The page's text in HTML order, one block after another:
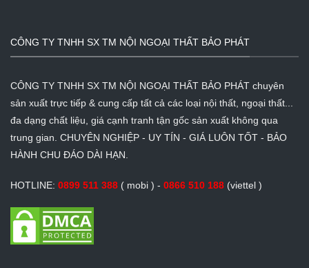
CÔNG TY TNHH SX TM NỘI NGOẠI THẤT BẢO PHÁT
CÔNG TY TNHH SX TM NỘI NGOẠI THẤT BẢO PHÁT chuyên
sản xuất trực tiếp & cung cấp tất cả các loại nội thất, ngoại thất...
đa dạng chất liệu, giá cạnh tranh tận gốc sản xuất không qua
trung gian. CHUYÊN NGHIỆP - UY TÍN - GIÁ LUÔN TỐT - BẢO
HÀNH CHU ĐÁO DÀI HẠN.
HOTLINE: 0899 511 388 ( mobi ) - 0866 510 188 (viettel )